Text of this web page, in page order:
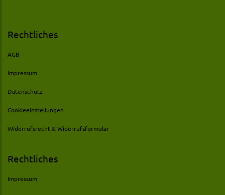
Rechtliches
AGB
Impressum
Datenschutz
Cookieeinstellungen
Widerrufsrecht & Widerrufsformular
Rechtliches
Impressum